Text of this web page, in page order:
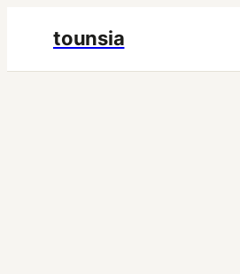
tounsia